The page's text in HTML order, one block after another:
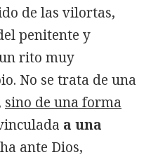
de las vilortas,
penitente y
rito muy
No se trata de una
sino de una forma
a una
ante Dios,